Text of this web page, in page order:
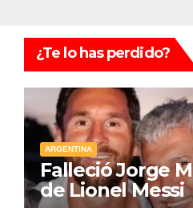
¿Te lo has perdido?
ARGENTINA
Falleció Jorge
de Lionel Messi